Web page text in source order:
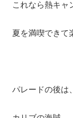
これなら熱キャ
夏を満喫できて
パレードの後は